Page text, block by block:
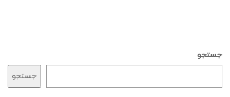
جستجو
جستجو